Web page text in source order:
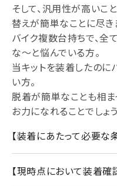
そして、汎用性が高いこ
替えが簡単なことに尽き
バイク複数台持ちで、全
な～と悩んでいる方。
当キットを装着したのに
い方。
脱着が簡単なことも相ま
お力になれることでしょう
【装着にあたって必要な
【現時点において装着確